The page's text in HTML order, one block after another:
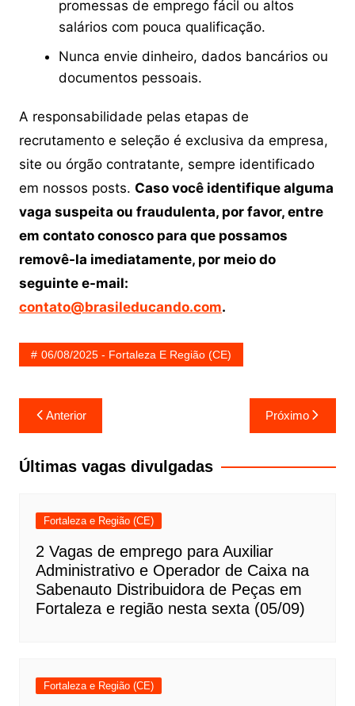
promessas de emprego fácil ou altos
salários com pouca qualificação.
Nunca envie dinheiro, dados bancários ou
documentos pessoais.
A responsabilidade pelas etapas de
recrutamento e seleção é exclusiva da empresa,
site ou órgão contratante, sempre identificado
em nossos posts. Caso você identifique alguma
vaga suspeita ou fraudulenta, por favor, entre
em contato conosco para que possamos
removê-la imediatamente, por meio do
seguinte e-mail:
contato@brasileducando.com.
06/08/2025 - Fortaleza E Região (CE)
Navegação
de
Post
Anterior Próximo
Últimas vagas divulgadas
Fortaleza e Região (CE)
2 Vagas de emprego para Auxiliar
Administrativo e Operador de Caixa na
Sabenauto Distribuidora de Peças em
Fortaleza e região nesta sexta (05/09)
Fortaleza e Região (CE)